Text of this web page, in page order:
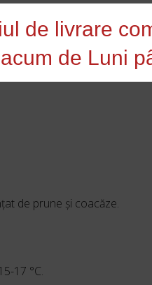
de prune şi coacăze.
17 °C.
de livrare
acum de Luni